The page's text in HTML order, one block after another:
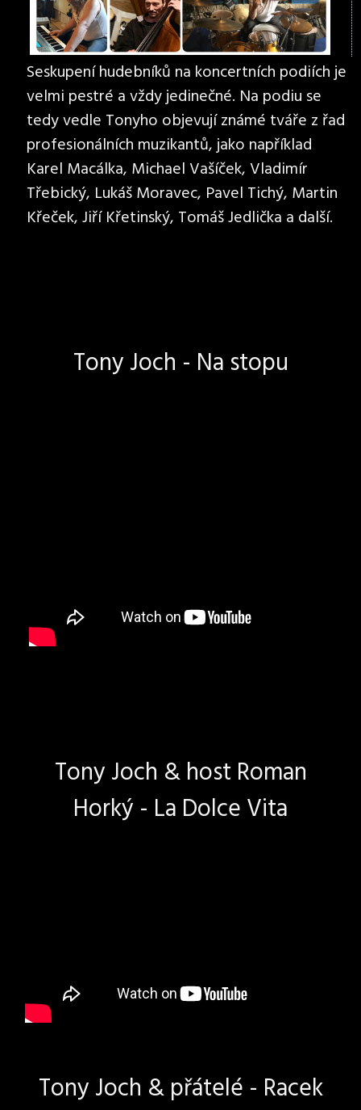
Seskupení hudebníků na koncertních podiích je
velmi pestré a vždy jedinečné. Na podiu se
tedy vedle Tonyho objevují známé tváře z řad
profesionálních muzikantů, jako například
Karel Macálka, Michael Vašíček, Vladimír
Třebický, Lukáš Moravec, Pavel Tichý, Martin
Křeček, Jiří Křetinský, Tomáš Jedlička a další.
Tony Joch - Na stopu
Tony Joch & host Roman
Horký - La Dolce Vita
Tony Joch & přátelé - Racek